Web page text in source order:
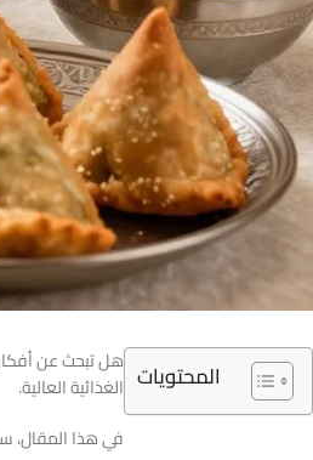
المحتويات هل تبحث عن
الغذائية العالية.
في هذا المقال،